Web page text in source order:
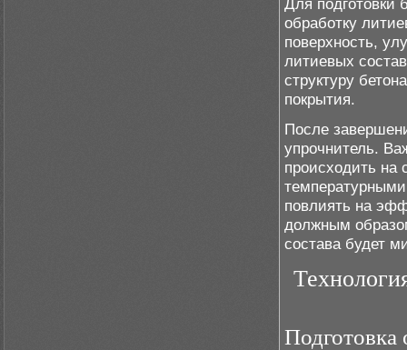
Для подготовки
обработку
поверхность,
литиевых
структуру
покрытия.
После
упрочнитель.
происходить на
повлиять на
должным
состава будет
Подготовка